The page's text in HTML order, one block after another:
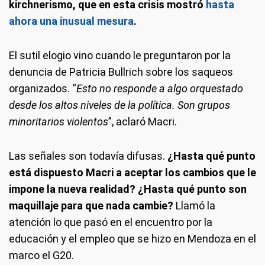
kirchnerismo, que en esta crisis mostró hasta
ahora una inusual mesura.
El sutil elogio vino cuando le preguntaron por la
denuncia de Patricia Bullrich sobre los saqueos
organizados. “Esto no responde a algo orquestado
desde los altos niveles de la política. Son grupos
minoritarios violentos”, aclaró Macri.
Las señales son todavía difusas. ¿Hasta qué punto
está dispuesto Macri a aceptar los cambios que le
impone la nueva realidad? ¿Hasta qué punto son
maquillaje para que nada cambie? Llamó la
atención lo que pasó en el encuentro por la
educación y el empleo que se hizo en Mendoza en el
marco el G20.